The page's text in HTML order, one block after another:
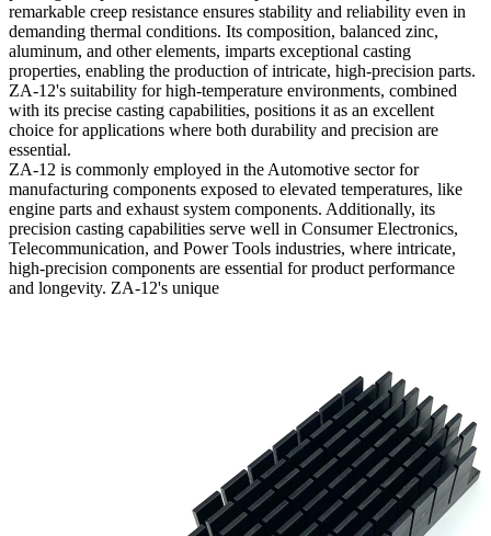
remarkable creep resistance ensures stability and reliability even in
demanding thermal conditions. Its composition, balanced zinc,
aluminum, and other elements, imparts exceptional casting
properties, enabling the production of intricate, high-precision parts.
ZA-12's suitability for high-temperature environments, combined
with its precise casting capabilities, positions it as an excellent
choice for applications where both durability and precision are
essential.
ZA-12 is commonly employed in the Automotive sector for
manufacturing components exposed to elevated temperatures, like
engine parts and exhaust system components. Additionally, its
precision casting capabilities serve well in Consumer Electronics,
Telecommunication, and Power Tools industries, where intricate,
high-precision components are essential for product performance
and longevity. ZA-12's unique